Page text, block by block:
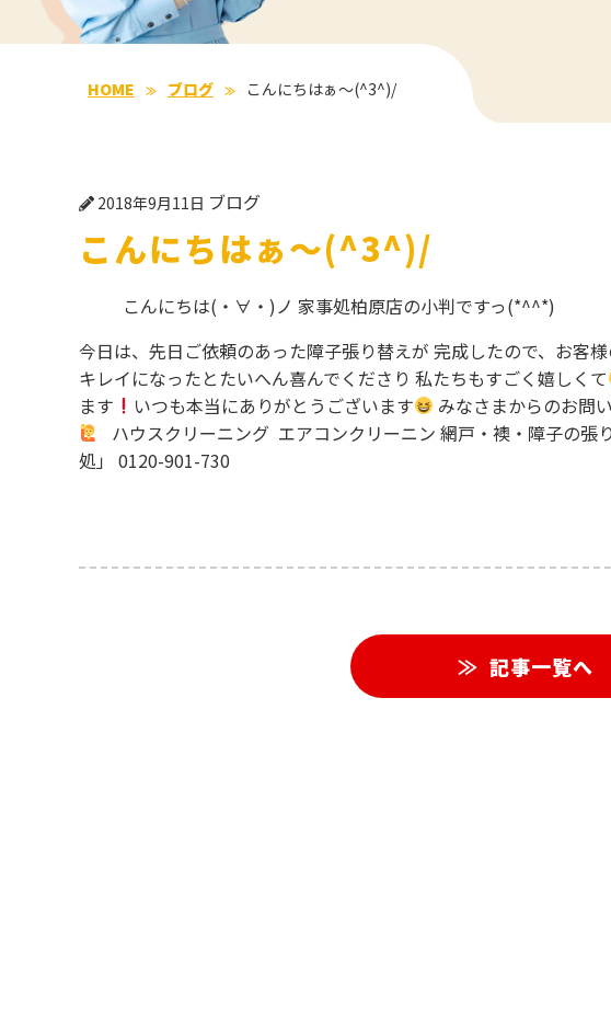
HOME ブログ こんにちはぁ～(^3^)/
2018年9月11日 ブログ
こんにちはぁ～(^3^)/
こんにちは(・∀・)ノ 家事処柏原店の小判ですっ(*^^*)
今日は、先日ご依頼のあった障子張り替えが 完成したので、お客
キレイになったとたいへん喜んでくださり 私たちもすごく嬉しくて
ます
いつも本当にありがとうございます
みなさまからのお問
ハウスクリーニング エアコンクリーニン 網戸・襖・障子の
処」 0120-901-730
記事一覧へ